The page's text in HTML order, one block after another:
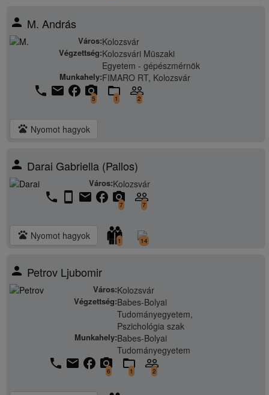
person M. András
Város:Kolozsvár
Végzettség:Kolozsvári Müszaki
Egyetem - gépészmérnök
Munkahely:FIMARO RT, Kolozsvár
phone email facebook camera_alt
5
folder_open
1
people_outline
2
pets Nyomot hagyok
person Darai Gabriella (Pallos)
Város:Kolozsvár
phone stay_current_portrait email facebook camera_alt
7
people_outline
7
pets Nyomot hagyok 1 14
person Petrov Ljubomir
Város:Kolozsvár
Végzettség:Babes-Bolyai
Tudományegyetem,
Pszichológia szak
Munkahely:Babes-Bolyai
Tudományegyetem
phone email facebook camera_alt
6
folder_open
1
people_outline
2